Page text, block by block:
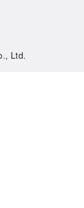
Ltd.